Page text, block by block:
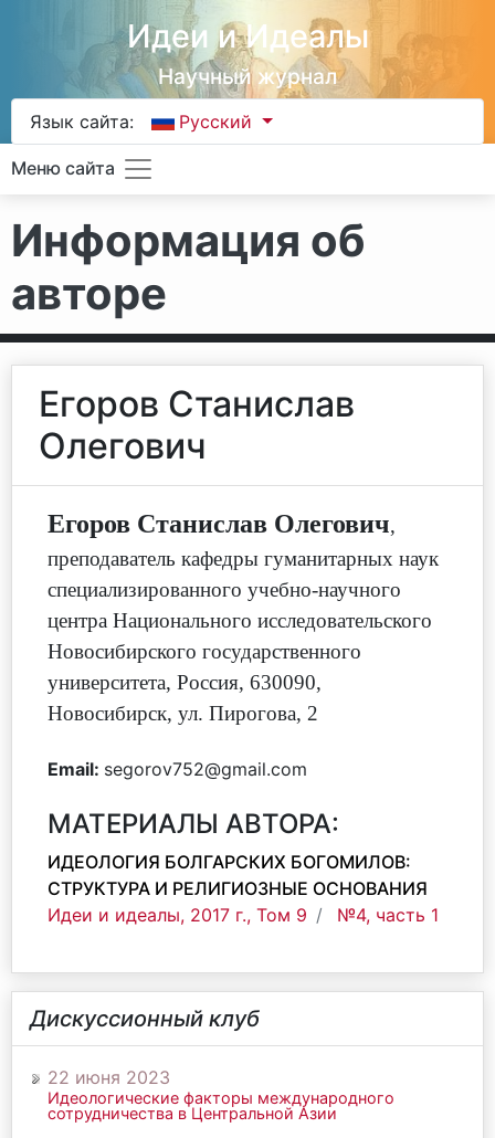
Идеи и Идеалы
Научный журнал
Язык сайта: Русский
Меню сайта
Информация об
авторе
Егоров Станислав
Олегович
Егоров Станислав Олегович,
преподаватель кафедры гуманитарных наук
специализированного учебно-научного
центра Национального исследовательского
Новосибирского государственного
университета, Россия, 630090,
Новосибирск, ул. Пирогова, 2
Email: segorov752@gmail.com
МАТЕРИАЛЫ АВТОРА:
ИДЕОЛОГИЯ БОЛГАРСКИХ БОГОМИЛОВ:
СТРУКТУРА И РЕЛИГИОЗНЫЕ ОСНОВАНИЯ
Идеи и идеалы, 2017 г., Том 9
№4, часть 1
Дискуссионный клуб
22 июня 2023
Идеологические факторы международного
сотрудничества в Центральной Азии